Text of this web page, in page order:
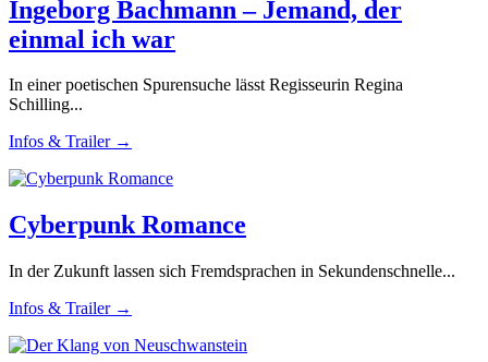
Ingeborg Bachmann – Jemand, der
einmal ich war
In einer poetischen Spurensuche lässt Regisseurin Regina
Schilling...
Infos & Trailer →
Cyberpunk Romance
In der Zukunft lassen sich Fremdsprachen in Sekundenschnelle...
Infos & Trailer →